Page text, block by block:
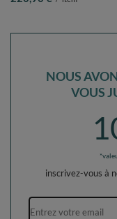
NOUS
VOUS
inscrivez-vous à